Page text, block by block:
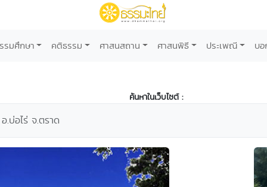
รมศึกษา คติธรรม ศาสนสถาน ศาสนพิธี ประเพณี บ
ค้นหาในเว็บไซต์ :
บ่อไร่ จ.ตราด